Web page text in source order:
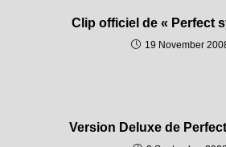
Clip officiel de « Perfect
19 November
Version Deluxe de